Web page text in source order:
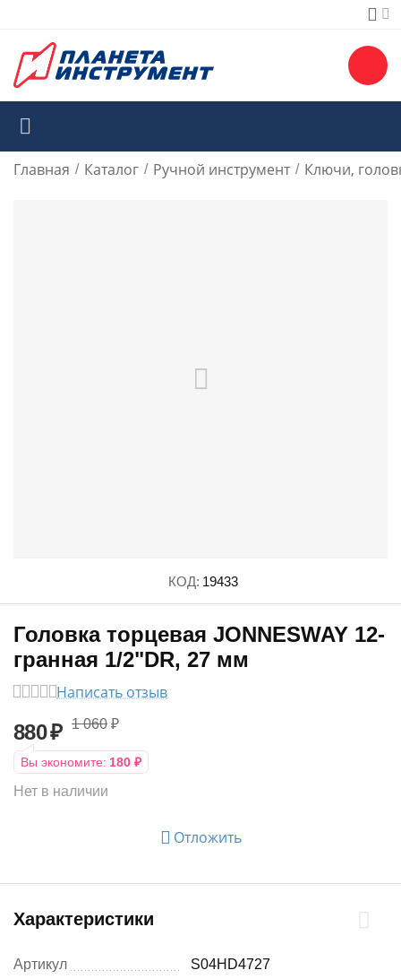
Главная / Каталог / Ручной инструмент / Ключи,
КОД: 19433
Головка торцевая JONNESWAY 12-
гранная 1/2"DR, 27 мм
Написать отзыв
880₽ 1 060 ₽
Вы экономите: 180 ₽
Нет в наличии
Отложить
Характеристики
Артикул S04HD4727